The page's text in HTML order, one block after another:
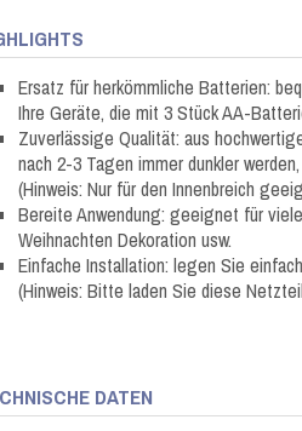
Ersatz für herkömmliche Batterien:
Ihre Geräte, die mit 3 Stück AA-
Zuverlässige Qualität: aus
nach 2-3 Tagen immer dunkler
(Hinweis: Nur für den Innenbreich
Bereite Anwendung: geeignet für
Weihnachten Dekoration usw.
Einfache Installation: legen Sie
(Hinweis: Bitte laden Sie diese
DATEN